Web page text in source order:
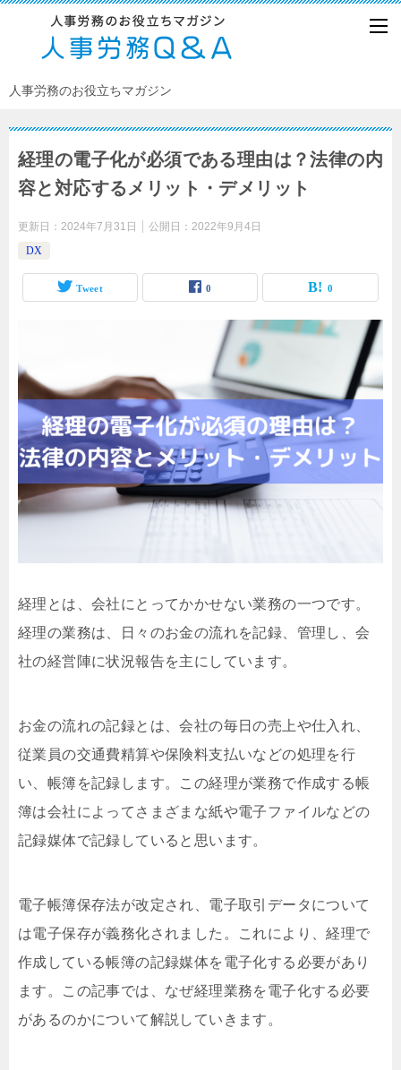
人事労務のお役立ちマガジン
経理の電子化が必須である理由は？法律の内
容と対応するメリット・デメリット
更新日： 2024年7月31日 公開日： 2022年9月4日
DX
Tweet 0 0
経理とは、会社にとってかかせない業務の一つです。
経理の業務は、日々のお金の流れを記録、管理し、会
社の経営陣に状況報告を主にしています。
お金の流れの記録とは、会社の毎日の売上や仕入れ、
従業員の交通費精算や保険料支払いなどの処理を行
い、帳簿を記録します。この経理が業務で作成する帳
簿は会社によってさまざまな紙や電子ファイルなどの
記録媒体で記録していると思います。
電子帳簿保存法が改定され、電子取引データについて
は電子保存が義務化されました。これにより、経理で
作成している帳簿の記録媒体を電子化する必要があり
ます。この記事では、なぜ経理業務を電子化する必要
があるのかについて解説していきます。